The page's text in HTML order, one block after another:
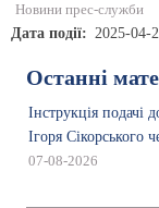
Новини прес-служби
Дата події 2025-04-
Останні
Інструкція подачі
Ігоря Сікорського
07-08-2026